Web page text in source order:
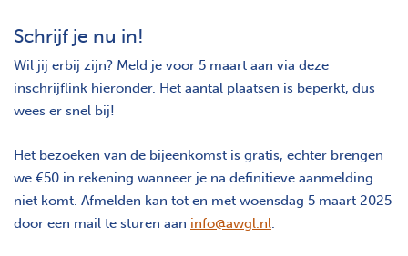
Schrijf je nu in!
Wil jij erbij zijn? Meld je voor 5 maart aan via deze
inschrijflink hieronder. Het aantal plaatsen is beperkt, dus
wees er snel bij!
Het bezoeken van de bijeenkomst is gratis, echter brengen
we €50 in rekening wanneer je na definitieve aanmelding
niet komt. Afmelden kan tot en met woensdag 5 maart 2025
door een mail te sturen aan info@awgl.nl.